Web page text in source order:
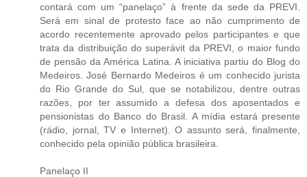
contará com um “panelaço” à frente da sede da PREVI.
Será em sinal de protesto face ao não cumprimento de
acordo recentemente aprovado pelos participantes e que
trata da distribuição do superávit da PREVI, o maior fundo
de pensão da América Latina. A iniciativa partiu do Blog do
Medeiros. José Bernardo Medeiros é um conhecido jurista
do Rio Grande do Sul, que se notabilizou, dentre outras
razões, por ter assumido a defesa dos aposentados e
pensionistas do Banco do Brasil. A mídia estará presente
(rádio, jornal, TV e Internet). O assunto será, finalmente,
conhecido pela opinião pública brasileira.
Panelaço II